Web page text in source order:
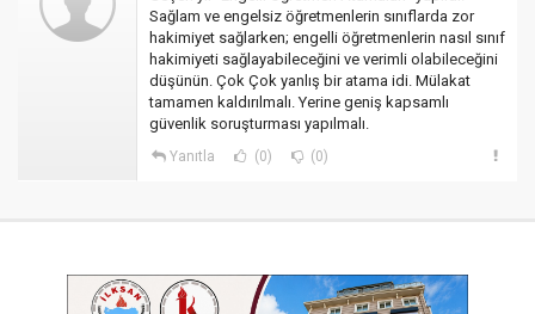
Sağlam ve engelsiz öğretmenlerin sınıflarda zor
hakimiyet sağlarken; engelli öğretmenlerin nasıl sınıf
hakimiyeti sağlayabileceğini ve verimli olabileceğini
düşünün. Çok Çok yanlış bir atama idi. Mülakat
tamamen kaldırılmalı. Yerine geniş kapsamlı
güvenlik soruşturması yapılmalı.
Yanıtla (0) (0)